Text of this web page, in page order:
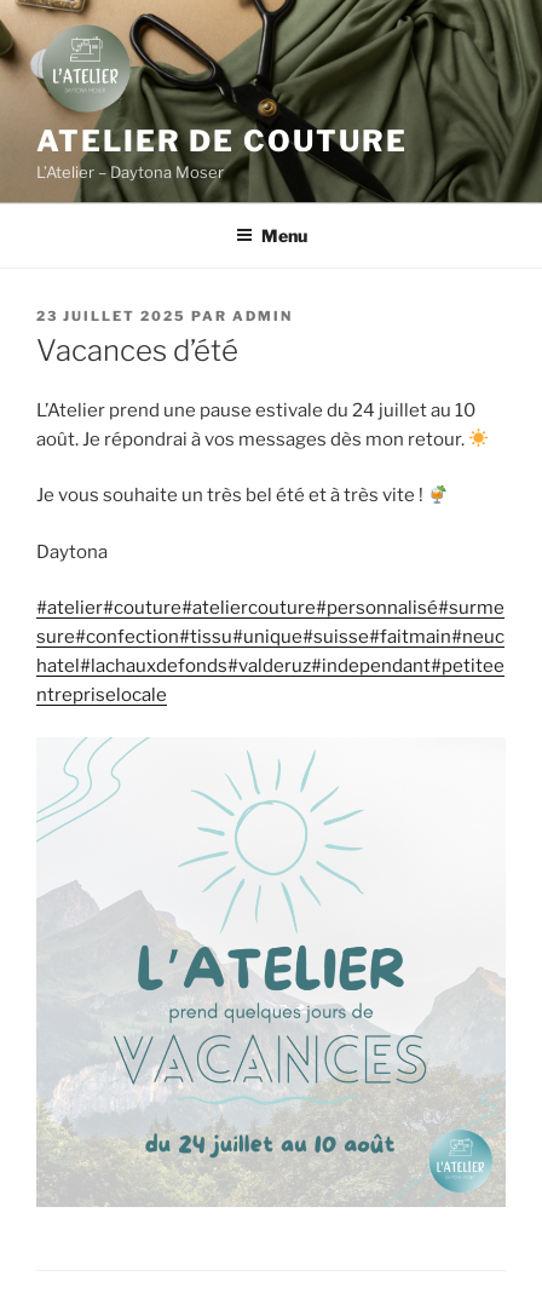
Aller
au
contenu
principal
ATELIER DE COUTURE
L’Atelier – Daytona Moser
Menu
PUBLIÉ
LE
23 JUILLET 2025 PAR ADMIN
Vacances d’été
L’Atelier prend une pause estivale du 24 juillet au 10
août. Je répondrai à vos messages dès mon retour.
Je vous souhaite un très bel été et à très vite !
Daytona
#atelier#couture#ateliercouture#personnalisé#surme
sure#confection#tissu#unique#suisse#faitmain#neuc
hatel#lachauxdefonds#valderuz#independant#petitee
ntrepriselocale